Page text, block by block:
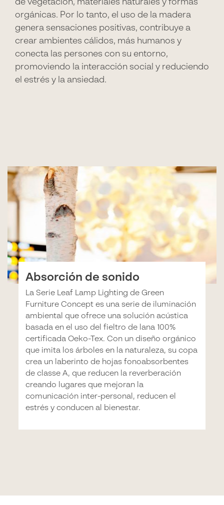
de vegetación, materiales naturales y formas
orgánicas. Por lo tanto, el uso de la madera
genera sensaciones positivas, contribuye a
crear ambientes cálidos, más humanos y
conecta las persones con su entorno,
promoviendo la interacción social y reduciendo
el estrés y la ansiedad.
Absorción de sonido
La Serie Leaf Lamp Lighting de Green
Furniture Concept es una serie de iluminación
ambiental que ofrece una solución acústica
basada en el uso del fieltro de lana 100%
certificada Oeko-Tex. Con un diseño orgánico
que imita los árboles en la naturaleza, su copa
crea un laberinto de hojas fonoabsorbentes
de classe A, que reducen la reverberación
creando lugares que mejoran la
comunicación inter-personal, reducen el
estrés y conducen al bienestar.